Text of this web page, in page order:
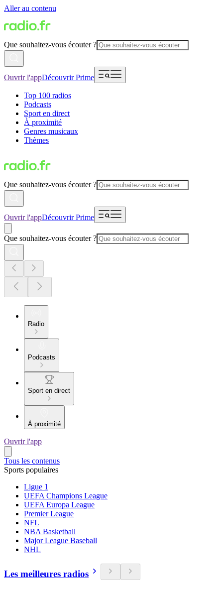
Aller au contenu
Que souhaitez-vous écouter ?
Ouvrir l'appDécouvrir Prime
Top 100 radios
Podcasts
Sport en direct
À proximité
Genres musicaux
Thèmes
Que souhaitez-vous écouter ?
Ouvrir l'appDécouvrir Prime
Que souhaitez-vous écouter ?
Radio
Podcasts
Sport en direct
À proximité
Ouvrir l'app
Tous les contenus
Sports populaires
Ligue 1
UEFA Champions League
UEFA Europa League
Premier League
NFL
NBA Basketball
Major League Baseball
NHL
Les meilleures radios